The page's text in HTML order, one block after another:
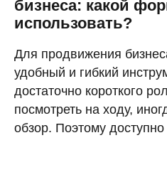
бизнеса: какой
использовать?
Для продвижения
удобный и гибкий
достаточно короткого
посмотреть на ходу,
обзор. Поэтому